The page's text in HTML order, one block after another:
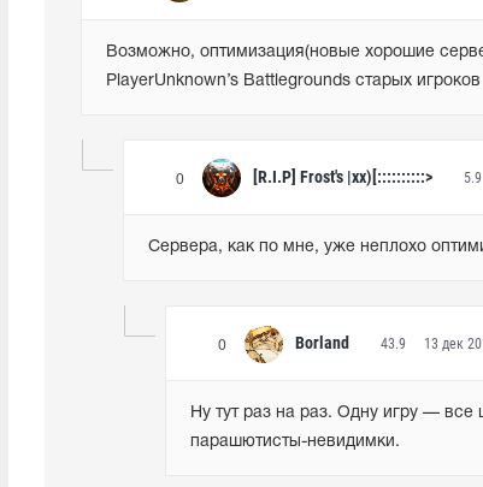
Возможно, оптимизация(новые хорошие
PlayerUnknown’s Battlegrounds старых игроков
0 [R.I.P] Frost's |xx)[::::::::::> 5.9
Сервера, как по мне, уже неплохо
0 Borland 43.9 13 дек
Ну тут раз на раз. Одну игру —
парашютисты-невидимки.